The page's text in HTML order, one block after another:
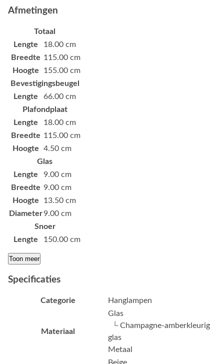
Afmetingen
Totaal
Lengte
18.00 cm
Breedte 115.00 cm
Hoogte
155.00 cm
Bevestigingsbeugel
Lengte
66.00 cm
Plafondplaat
Lengte
18.00 cm
Breedte 115.00 cm
Hoogte
4.50 cm
Glas
Lengte
9.00 cm
Breedte 9.00 cm
Hoogte
13.50 cm
Diameter9.00 cm
Snoer
Lengte
150.00 cm
Toon meer
Specificaties
Categorie Hanglampen
Materiaal
Glas
└ Champagne-amberkleurig
glas
Metaal